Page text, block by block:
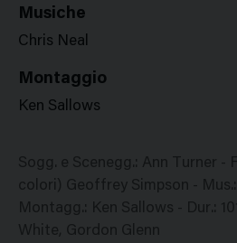
Musiche
Chris Neal
Montaggio
Ken Sallows
Sogg. e Scenegg.: Ann Turner -
colori) Geoffrey Simpson -
Montagg.: Ken Sallows - Dur.:
White, Gordon Glenn